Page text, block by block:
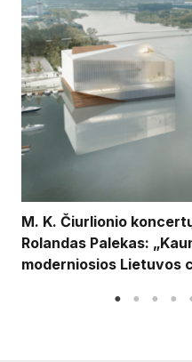
M. K. Čiurlionio
Rolandas Palekas:
moderniosios Lietuvos